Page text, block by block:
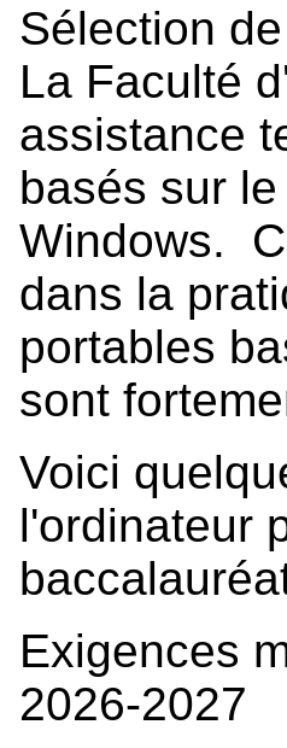
Sélection
La Faculté
assistance
basés sur
Windows.
dans la
portables
sont
Voici
l'ordinateur
Exigences
2026-2027